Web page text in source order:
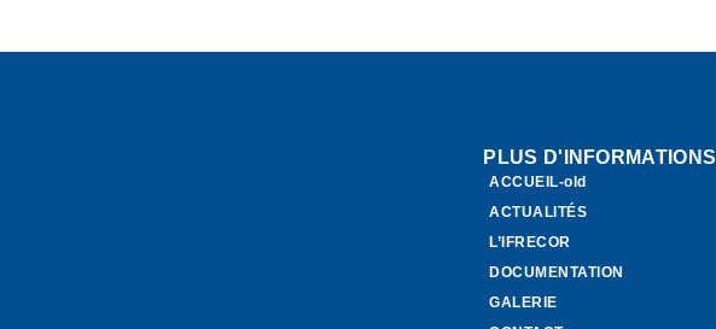
PLUS D'INFORMATIONS
ACCUEIL-old
ACTUALITÉS
L’IFRECOR
DOCUMENTATION
GALERIE